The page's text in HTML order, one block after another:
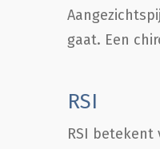
gaat. Een
RSI
RSI betekent